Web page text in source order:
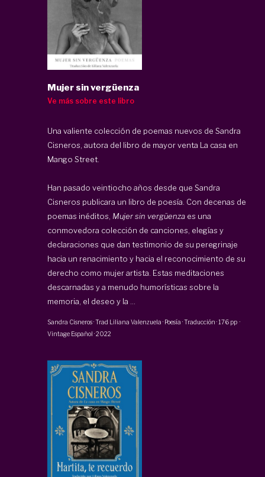
Mujer sin vergüenza
Ve más sobre este libro
Una valiente colección de poemas nuevos de Sandra
Cisneros, autora del libro de mayor venta La casa en
Mango Street
Han pasado veintiocho años desde que Sandra
Cisneros publicara un libro de poesía. Con decenas de
poemas inéditos, Mujer sin vergüenza es una
conmovedora colección de canciones, elegías y
declaraciones que dan testimonio de su peregrinaje
hacia un renacimiento y hacia el reconocimiento de su
derecho como mujer artista. Estas meditaciones
descarnadas y a menudo humorísticas sobre la
memoria, el deseo y la ...
Sandra Cisneros· Trad Liliana Valenzuela · Poesía · Traducción ·176 pp ·
Vintage Español ·2022